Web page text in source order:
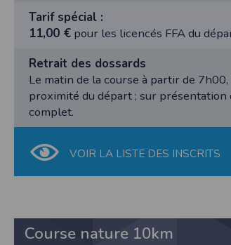
Tarif spécial :
11,00 € pour les licencés FFA du
Retrait des dossards
Le matin de la course à partir de
proximité du départ ; sur présentation
complet.
VOIR LA LISTE DES INSCRITS
Course nature 10km
44370 LoireAuxence
F.F.A :
Pour ce qui
CNIL :
Conditions d’utilisation
Conformément à la
concernent.
Vous pouvez accèder
Conditions